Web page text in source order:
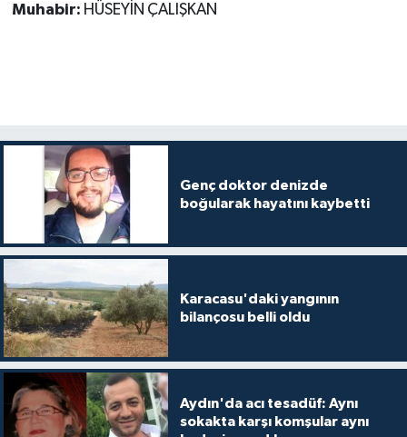
Muhabir: HÜSEYİN ÇALIŞKAN
Genç doktor denizde
boğularak hayatını kaybetti
Karacasu'daki yangının
bilançosu belli oldu
Aydın'da acı tesadüf: Aynı
sokakta karşı komşular aynı